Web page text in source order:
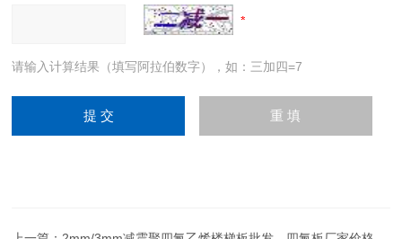
请输入计算结果（填写阿拉伯数字），如：三加四=7